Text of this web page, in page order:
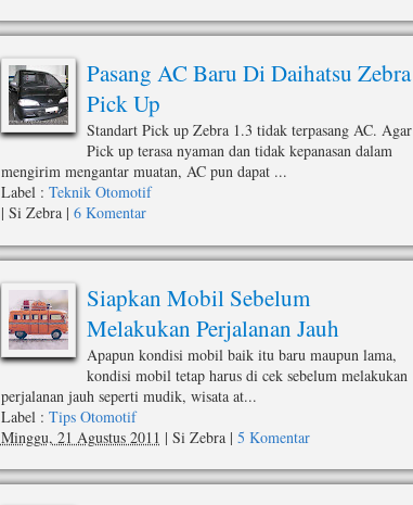
Pasang AC Baru Di Daihatsu Zebra
Pick Up
Standart Pick up Zebra 1.3 tidak terpasang AC. Agar
Pick up terasa nyaman dan tidak kepanasan dalam
mengirim mengantar muatan, AC pun dapat ...
Label : Teknik Otomotif
| Si Zebra| 6 Komentar
Siapkan Mobil Sebelum
Melakukan Perjalanan Jauh
Apapun kondisi mobil baik itu baru maupun lama,
kondisi mobil tetap harus di cek sebelum melakukan
perjalanan jauh seperti mudik, wisata at...
Label : Tips Otomotif
Minggu, 21 Agustus 2011 | Si Zebra| 5 Komentar